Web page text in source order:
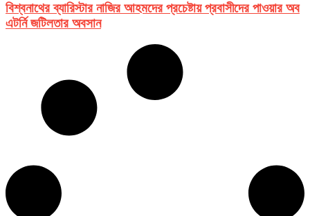
বিশ্বনাথের ব্যারিস্টার নাজির আহমদের প্রচেষ্টায় প্রবাসীদের পাওয়ার অব
এটর্নি জটিলতার অবসান